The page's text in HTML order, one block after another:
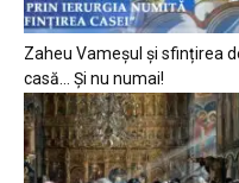
Zaheu Vameșul și sfințirea
casă… Și nu numai!